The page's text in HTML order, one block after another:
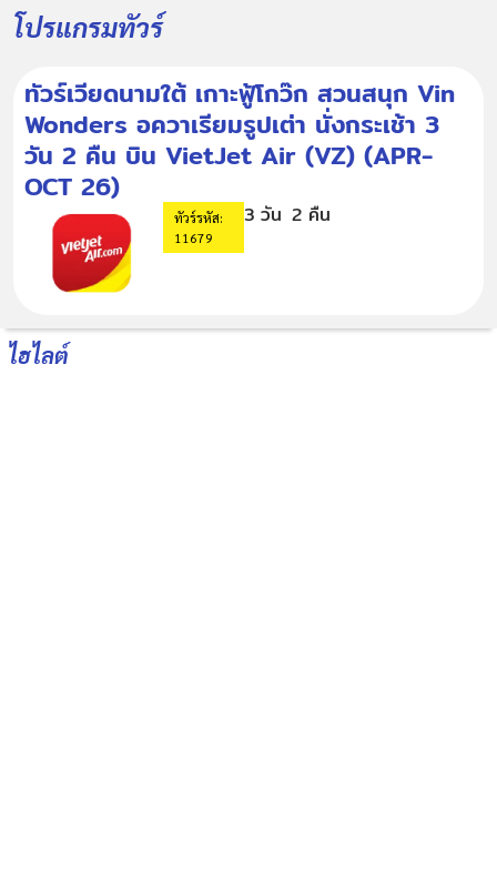
โปรแกรมทัวร์
ทัวร์เวียดนามใต้ เกาะฟู้โกว๊ก สวนสนุก Vin
Wonders อควาเรียมรูปเต่า นั่งกระเช้า 3
วัน 2 คืน บิน VietJet Air (VZ) (APR-
OCT 26)
ทัวร์รหัส:
11679
3 วัน 2 คืน
ไฮไลต์